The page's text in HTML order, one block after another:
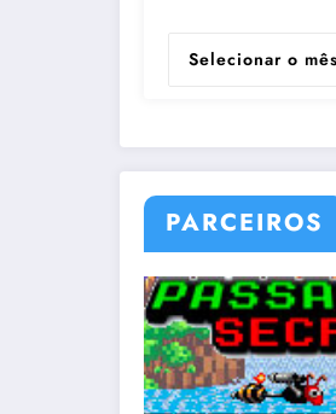
ARQUIVOS
PARCEIROS